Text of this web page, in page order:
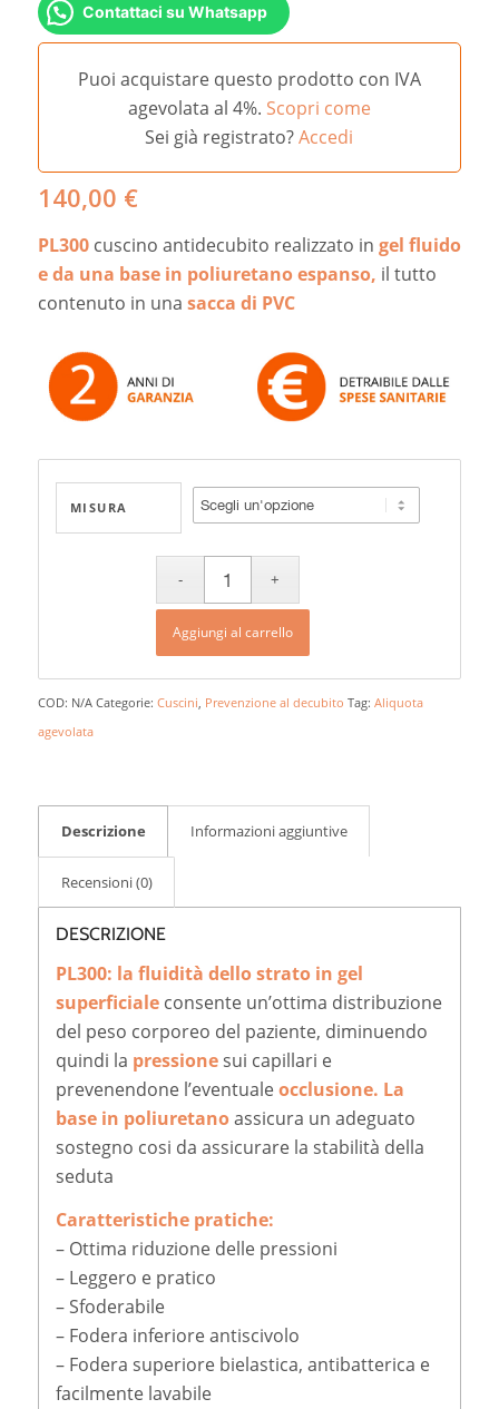
Contattaci su Whatsapp
Puoi acquistare questo prodotto con IVA
agevolata al 4%. Scopri come
Sei già registrato?Accedi
140,00 €
PL300 cuscino antidecubito realizzato in gel fluido
e da una base in poliuretano espanso, il tutto
contenuto in una sacca di PVC
MISURA
Aggiungi al carrello
COD: N/A Categorie: Cuscini, Prevenzione al decubito Tag: Aliquota
agevolata
Descrizione Informazioni aggiuntive
Recensioni (0)
DESCRIZIONE
PL300: la fluidità dello strato in gel
superficiale consente un’ottima distribuzione
del peso corporeo del paziente, diminuendo
quindi la pressionesui capillari e
prevenendone l’eventualeocclusione. La
base in poliuretanoassicura un adeguato
sostegno cosi da assicurare la stabilità della
seduta
Caratteristiche pratiche:
– Ottima riduzione delle pressioni
– Leggero e pratico
– Sfoderabile
– Fodera inferiore antiscivolo
– Fodera superiore bielastica, antibatterica e
facilmente lavabile